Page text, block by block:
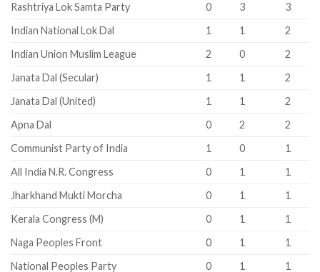
Rashtriya Lok Samta Party 0 3
3
Indian National Lok Dal
1 1
2
Indian Union Muslim League
2 0
2
Janata Dal (Secular)
1 1
2
Janata Dal (United)
1 1
2
Apna Dal
0 2
2
Communist Party of India
1 0
1
All India N.R. Congress
0 1
1
Jharkhand Mukti Morcha
0 1
1
Kerala Congress (M)
0 1
1
Naga Peoples Front
0 1
1
National Peoples Party
0 1 1